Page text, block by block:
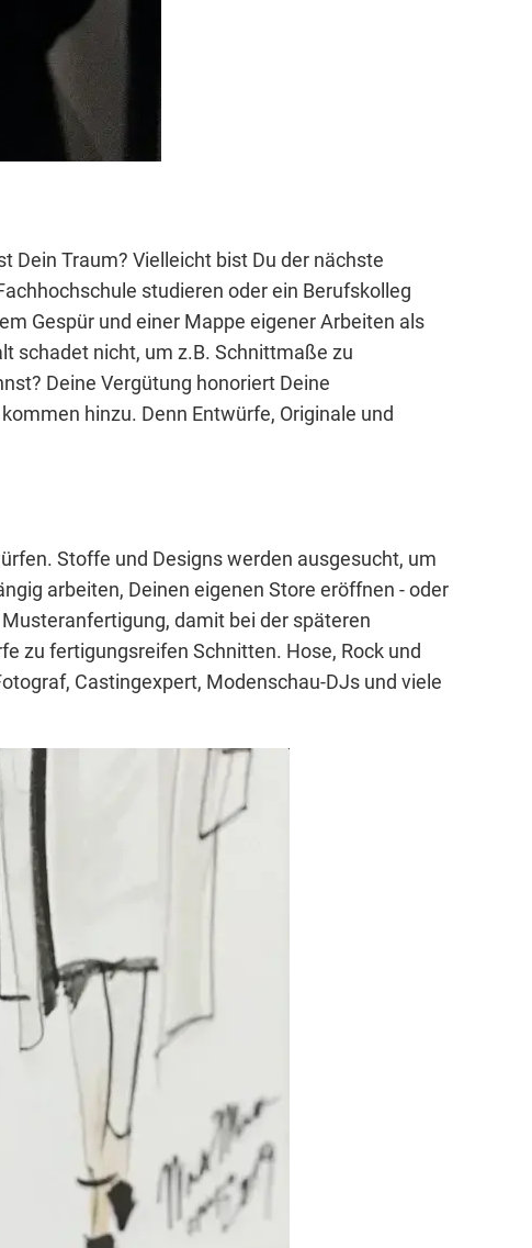
Dein Traum? Vielleicht bist Du der nächste
studieren oder ein Berufskolleg
Gespür und einer Mappe eigener Arbeiten als
schadet nicht, um z.B. Schnittmaße zu
Deine Vergütung honoriert Deine
hinzu. Denn Entwürfe, Originale und
Stoffe und Designs werden ausgesucht, um
arbeiten, Deinen eigenen Store eröffnen - oder
damit bei der späteren
zu fertigungsreifen Schnitten. Hose, Rock und
Castingexpert, Modenschau-DJs und viele